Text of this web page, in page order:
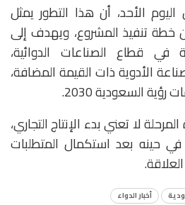
الأحد، أن هذا التطور يمثل
خطة تنفيذ المشروع، ويهدف إلى
في قطاع الصناعات الدوائية،
الأدوية ذات القيمة المضافة،
السعودية 2030.
لا تعني بدء الإنتاج التجاري،
حينه بعد استكمال المتطلبات
أخبار الدواء